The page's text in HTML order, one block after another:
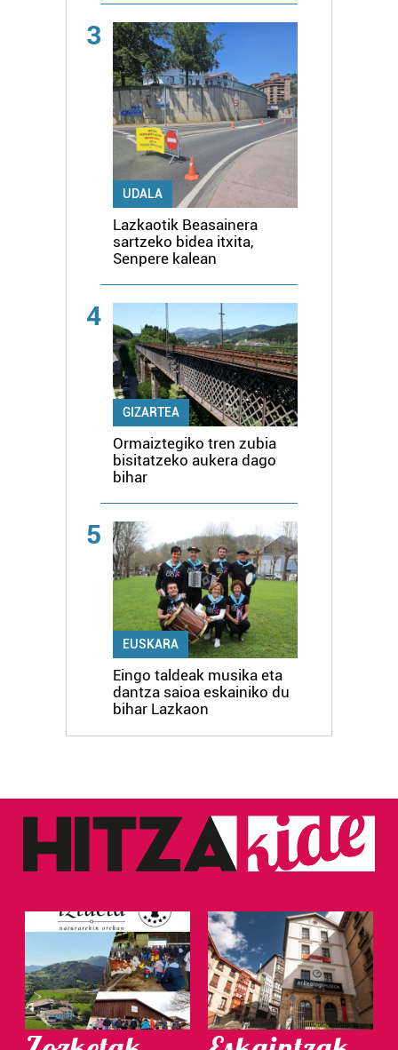
3
UDALA
Lazkaotik Beasainera
sartzeko bidea itxita,
Senpere kalean
4
GIZARTEA
Ormaiztegiko tren zubia
bisitatzeko aukera dago
bihar
5
EUSKARA
Eingo taldeak musika eta
dantza saioa eskainiko du
bihar Lazkaon